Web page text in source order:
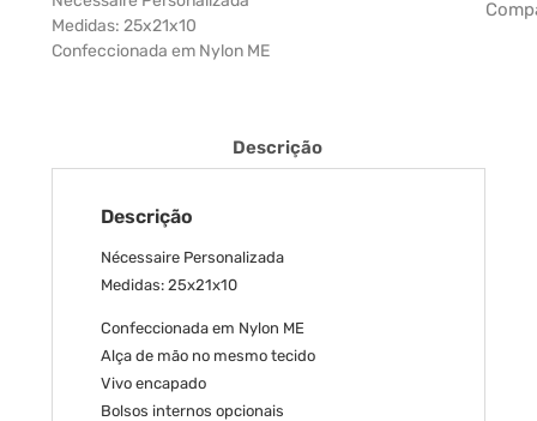
Medidas: 25x21x10
Confeccionada em Nylon ME
Descrição
Descrição
Nécessaire Personalizada
Medidas: 25x21x10
Confeccionada em Nylon ME
Alça de mão no mesmo tecido
Vivo encapado
Bolsos internos opcionais